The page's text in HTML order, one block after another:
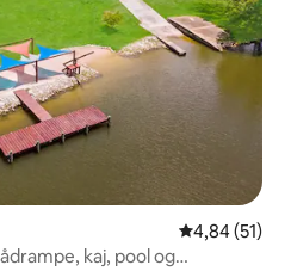
4,84 ud af 5
4,84 (51)
kaj, pool og